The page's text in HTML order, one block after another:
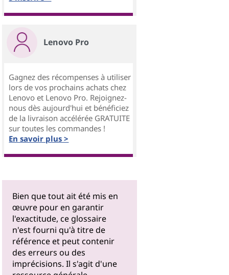
Lenovo Pro
Gagnez des récompenses à utiliser
lors de vos prochains achats chez
Lenovo et Lenovo Pro. Rejoignez-
nous dès aujourd'hui et bénéficiez
de la livraison accélérée GRATUITE
sur toutes les commandes !
En savoir plus >
Bien que tout ait été mis en
œuvre pour en garantir
l'exactitude, ce glossaire
n'est fourni qu'à titre de
référence et peut contenir
des erreurs ou des
imprécisions. Il s'agit d'une